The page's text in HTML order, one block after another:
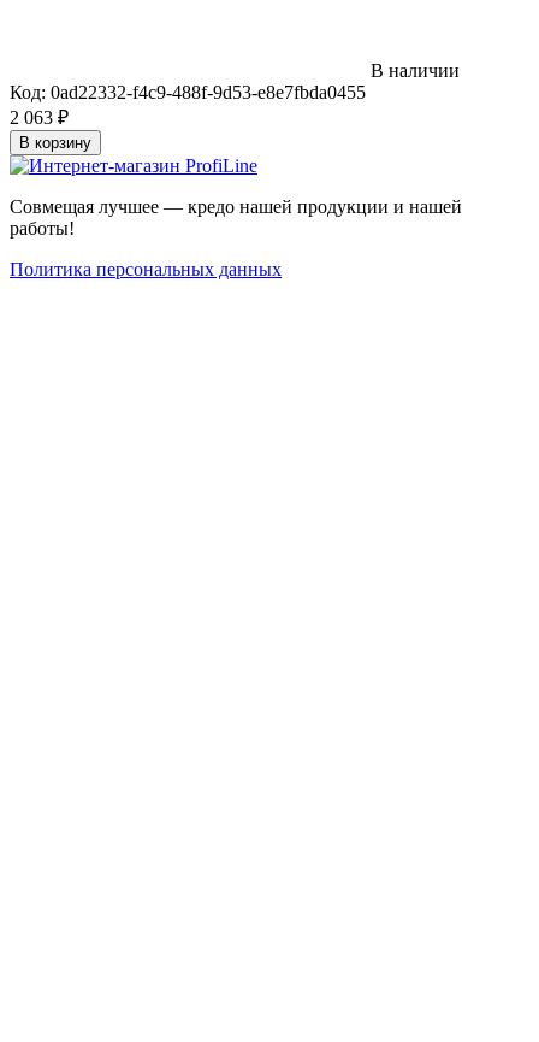
В наличии
Код: 0ad22332-f4c9-488f-9d53-e8e7fbda0455
2 063 ₽
В корзину
Совмещая лучшее — кредо нашей продукции и нашей
работы!
Политика персональных данных